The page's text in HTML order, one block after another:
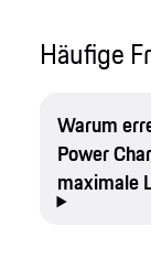
Häufige
Warum
Power
maximale